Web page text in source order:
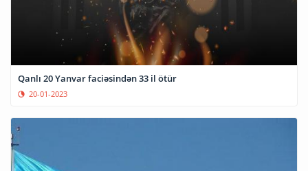
Qanlı 20 Yanvar faciəsindən 33 il ötür
20-01-2023